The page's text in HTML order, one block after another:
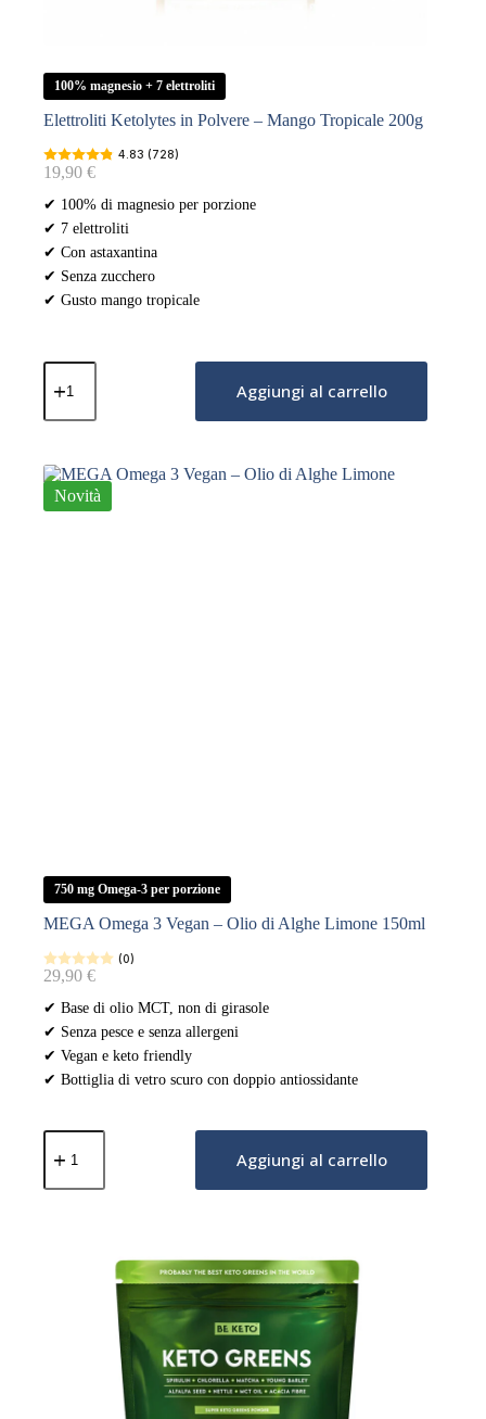
100% magnesio + 7 elettroliti
Elettroliti Ketolytes in Polvere – Mango Tropicale 200g
4.83 (728)
19,90 €
✔ 100% di magnesio per porzione
✔ 7 elettroliti
✔ Con astaxantina
✔ Senza zucchero
✔ Gusto mango tropicale
Elettroliti
Ketolytes
Polvere
Mango
Tropicale
200g
quantità
Aggiungi al carrello
Novità
750 mg Omega-3 per porzione
MEGA Omega 3 Vegan – Olio di Alghe Limone 150ml
(0)
29,90 €
✔ Base di olio MCT, non di girasole
✔ Senza pesce e senza allergeni
✔ Vegan e keto friendly
✔ Bottiglia di vetro scuro con doppio antiossidante
MEGA
Omega
Vegan
Aggiungi al carrello